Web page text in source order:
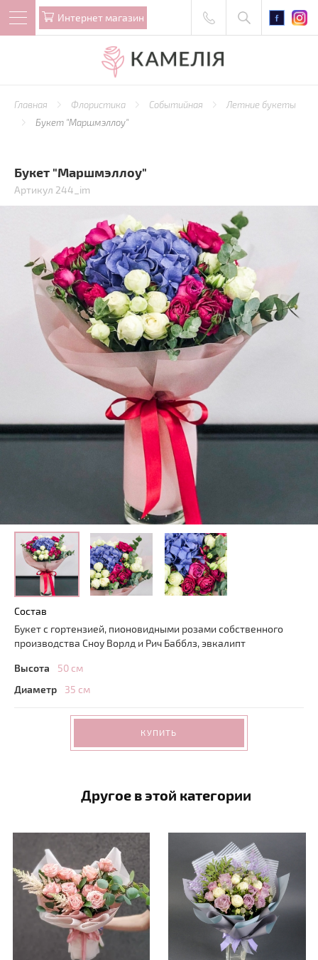
Интернет магазин
Главная Флористика Событийная
Летние букеты
Букет "Маршмэллоу"
Букет "Маршмэллоу"
Артикул 244_im
Состав
Букет с гортензией, пионовидными розами собственного
производства Сноу Ворлд и Рич Бабблз, эвкалипт
Высота
50 см
Диаметр
35 см
КУПИТЬ
Другое в этой категории